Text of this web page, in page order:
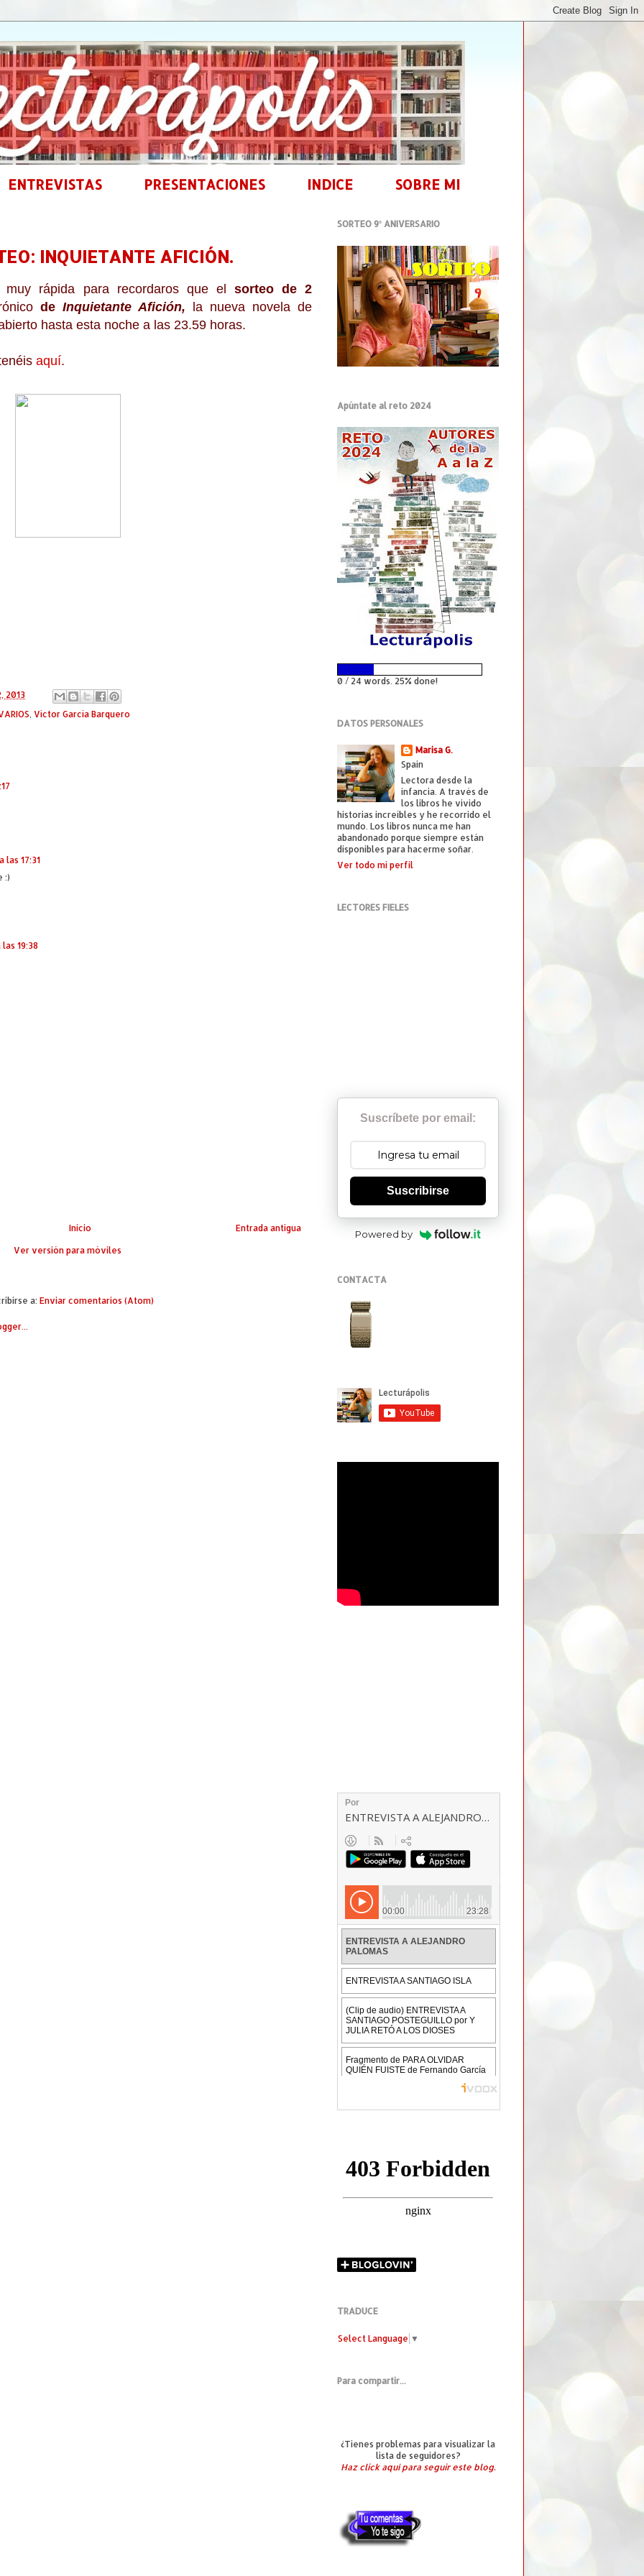
ENTREVISTAS PRESENTACIONES INDICE SOBRE MI
INQUIETANTE AFICIÓN.
muy rápida para recordaros que el sorteo de 2
de Inquietante Afición, la nueva novela de
hasta esta noche a las 23.59 horas.
aquí.
2013
Víctor García Barquero
las 17:31
:)
19:38
Entrada antigua
Inicio
Ver versión para móviles
a: Enviar comentarios (Atom)
SORTEO 9º ANIVERSARIO
Apúntate al reto 2024
0 / 24 words. 25% done!
DATOS PERSONALES
Marisa G.
Spain
Lectora desde la
infancia. A través de
los libros he vivido
historias increíbles y he recorrido el
mundo. Los libros nunca me han
abandonado porque siempre están
disponibles para hacerme soñar.
Ver todo mi perfil
LECTORES FIELES
Suscríbete por email:
Suscribirse
Powered by
CONTACTA
TRADUCE
Select Language ▼
Para compartir...
¿Tienes problemas para visualizar la
lista de seguidores?
Haz click aquí para seguir este blog.